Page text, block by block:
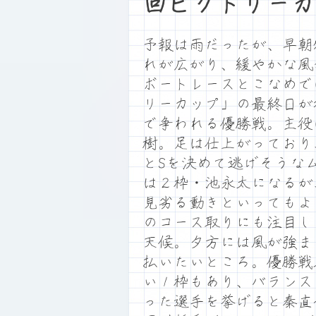
予報は雨だったが、早
れが広がり、緩やかな
ボートレースとこなめ
リーカップ」の最終日
で争われる優勝戦。主
樹。足は仕上がってお
とSを決めて逃げそう
は２枠・池永太になる
見劣る動きといっても
のコース取りにも注目
天候。夕方には風が強
払いたいところ。優勝
い１枠もあり、バラン
った選手を挙げると秦